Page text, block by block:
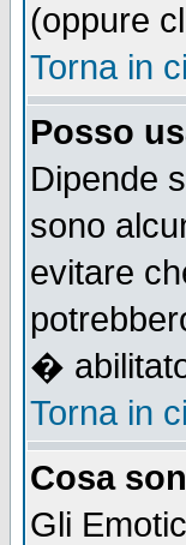
(oppure
Torna in
Posso
Dipende
sono
evitare
�
Torna in
Cosa
Gli